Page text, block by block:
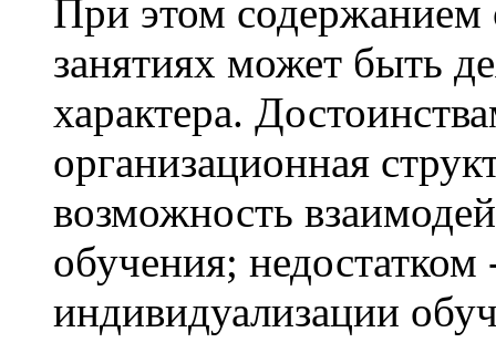
При этом содержанием
занятиях может быть
характера.
организационная
возможность
обучения; недостатком
индивидуализации